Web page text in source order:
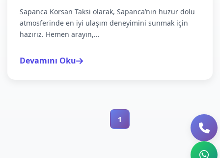
Sapanca Korsan Taksi olarak, Sapanca’nın huzur dolu
atmosferinde en iyi ulaşım deneyimini sunmak için
hazırız. Hemen arayın,...
Devamını Oku
1